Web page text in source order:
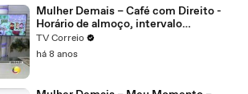
Mulher Demais – Café com Direito -
Horário de almoço, intervalo
interjornada tudo isso é direito do
trabalhador, mas com algumas regras
TV Correio
há 8 anos